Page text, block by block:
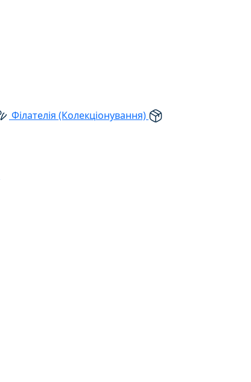
Філателія (Колекціонування)